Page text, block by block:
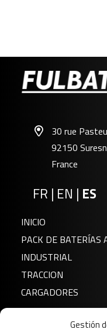
Gestión
30 rue
92150
France
FR | EN | ES
INICIO
PACK DE BATERÍAS
INDUSTRIAL
TRACCION
CARGADORES